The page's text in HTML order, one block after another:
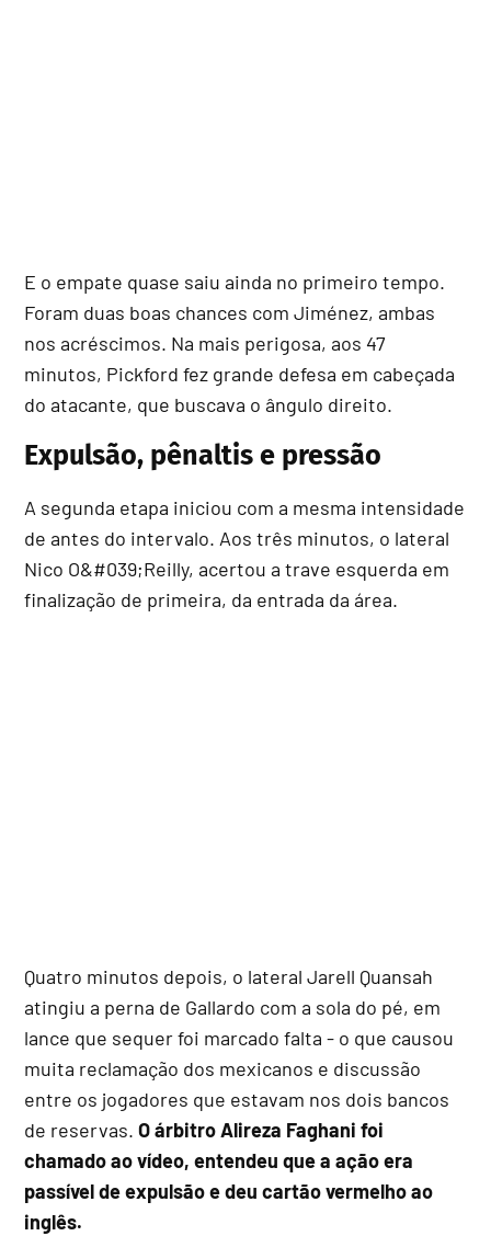
E o empate quase saiu ainda no primeiro tempo.
Foram duas boas chances com Jiménez, ambas
nos acréscimos. Na mais perigosa, aos 47
minutos, Pickford fez grande defesa em cabeçada
do atacante, que buscava o ângulo direito.
Expulsão, pênaltis e pressão
A segunda etapa iniciou com a mesma intensidade
de antes do intervalo. Aos três minutos, o lateral
Nico O&#039;Reilly, acertou a trave esquerda em
finalização de primeira, da entrada da área.
Quatro minutos depois, o lateral Jarell Quansah
atingiu a perna de Gallardo com a sola do pé, em
lance que sequer foi marcado falta - o que causou
muita reclamação dos mexicanos e discussão
entre os jogadores que estavam nos dois bancos
de reservas.O árbitro Alireza Faghani foi
chamado ao vídeo, entendeu que a ação era
passível de expulsão e deu cartão vermelho ao
inglês.